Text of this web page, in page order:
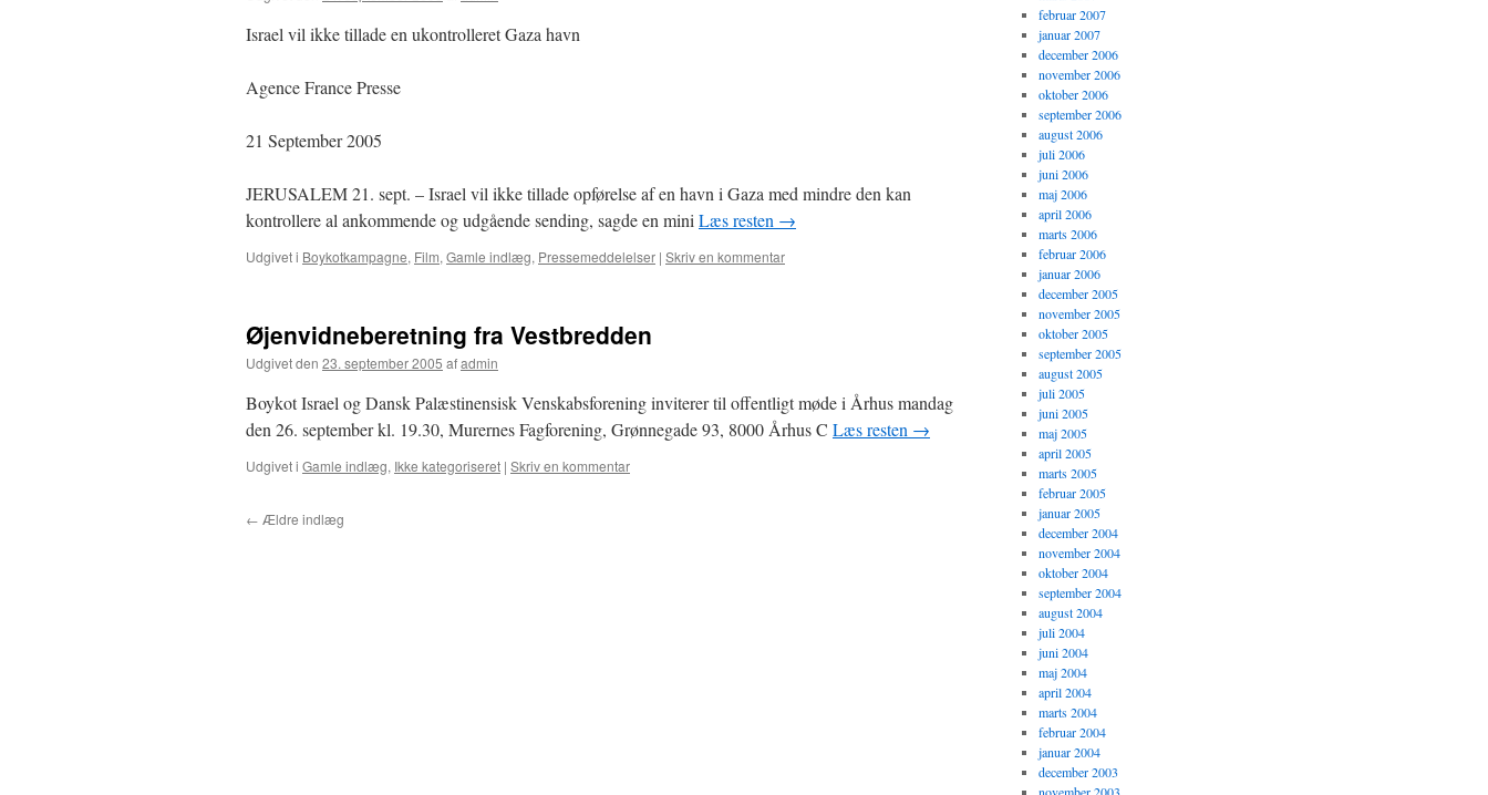
Israel vil ikke tillade en ukontrolleret Gaza havn
Agence France Presse
21 September 2005
JERUSALEM 21. sept. – Israel vil ikke tillade opførelse af en havn i Gaza med mindre den kan
kontrollere al ankommende og udgående sending, sagde en mini Læs resten →
Udgivet i Boykotkampagne, Film, Gamle indlæg, Pressemeddelelser | Skriv en kommentar
Øjenvidneberetning fra Vestbredden
Udgivet den 23. september 2005 afadmin
Boykot Israel og Dansk Palæstinensisk Venskabsforening inviterer til offentligt møde i Århus mandag
den 26. september kl. 19.30, Murernes Fagforening, Grønnegade 93, 8000 Århus C Læs resten →
Udgivet i Gamle indlæg, Ikke kategoriseret | Skriv en kommentar
← Ældre indlæg
februar 2007
januar 2007
december 2006
november 2006
oktober 2006
september 2006
august 2006
juli 2006
juni 2006
maj 2006
april 2006
marts 2006
februar 2006
januar 2006
december 2005
november 2005
oktober 2005
september 2005
august 2005
juli 2005
juni 2005
maj 2005
april 2005
marts 2005
februar 2005
januar 2005
december 2004
november 2004
oktober 2004
september 2004
august 2004
juli 2004
juni 2004
maj 2004
april 2004
marts 2004
februar 2004
januar 2004
december 2003